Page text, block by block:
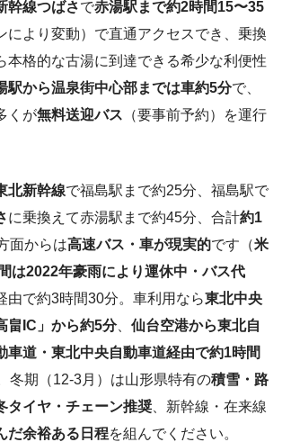
幹線つばさで赤湯駅まで約2時間15〜35
により変動）で直通アクセスでき、乗換
本格的な古湯に到達できる希少な利便性
駅から温泉街中心部までは車約5分で、
くが無料送迎バス （要事前予約）を運行
北新幹線で福島駅まで約25分、福島駅で
に乗換えて赤湯駅まで約45分、合計約1
面からは高速バス・車が現実的です（米
は2022年豪雨により運休中・バス代
由で約3時間30分。車利用なら東北中央
畠IC」から約5分、 仙台空港から東北自
車道・東北中央自動車道経由で約1時間
冬期（12-3月）は山形県特有の積雪・路
タイヤ・チェーン推奨 、新幹線・在来線
だ余裕ある日程を組んでください。